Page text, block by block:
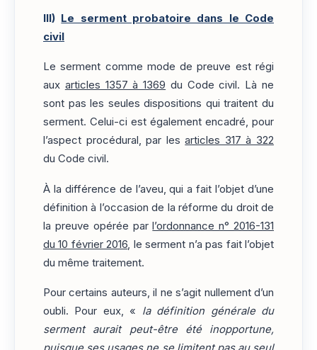
III) Le serment probatoire dans le Code
civil
Le serment comme mode de preuve est régi
aux articles 1357 à 1369 du Code civil. Là ne
sont pas les seules dispositions qui traitent du
serment. Celui-ci est également encadré, pour
l’aspect procédural, par lesarticles 317 à 322
du Code civil.
À la différence de l’aveu, qui a fait l’objet d’une
définition à l’occasion de la réforme du droit de
la preuve opérée parl’ordonnance n° 2016-131
du 10 février 2016 , le serment n’a pas fait l’objet
du même traitement.
Pour certains auteurs, il ne s’agit nullement d’un
oubli. Pour eux, « la définition générale du
serment aurait peut-être été inopportune,